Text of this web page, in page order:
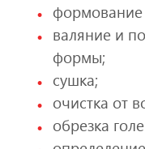
формование
валяние и
формы;
сушка;
очистка от
обрезка